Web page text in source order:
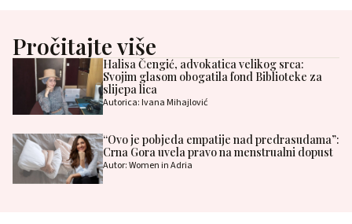
Pročitajte više
Halisa Čengić, advokatica velikog srca:
Svojim glasom obogatila fond Biblioteke za
slijepa lica
Autorica: Ivana Mihajlović
“Ovo je pobjeda empatije nad predrasudama”:
Crna Gora uvela pravo na menstrualni dopust
Autor: Women in Adria